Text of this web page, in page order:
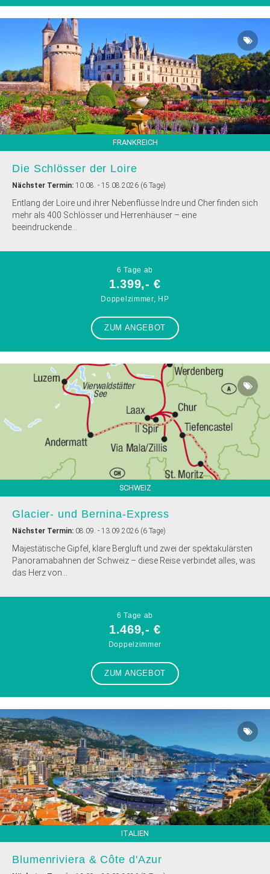
FRANKREICH
Die Schlösser der Loire
Nächster Termin: 10.08. - 15.08.2026 (6 Tage)
Entlang der Loire und ihrer Nebenflüsse Indre und Cher finden sich
mehr als 400 Schlösser und Herrenhäuser – eine
beeindruckende...
6 Tage ab
1.399,- €
Doppelzimmer, HP
ZUM ANGEBOT
SCHWEIZ
Glacier- und Bernina-Express
Nächster Termin: 08.09. - 13.09.2026 (6 Tage)
Majestätische Gipfel, klare Bergluft und zwei der spektakulärsten
Panoramabahnen der Schweiz – diese Reise verbindet alles, was
das Herz von...
6 Tage ab
1.469,- €
Doppelzimmer
ZUM ANGEBOT
ITALIEN
Blumenriviera & Côte d'Azur